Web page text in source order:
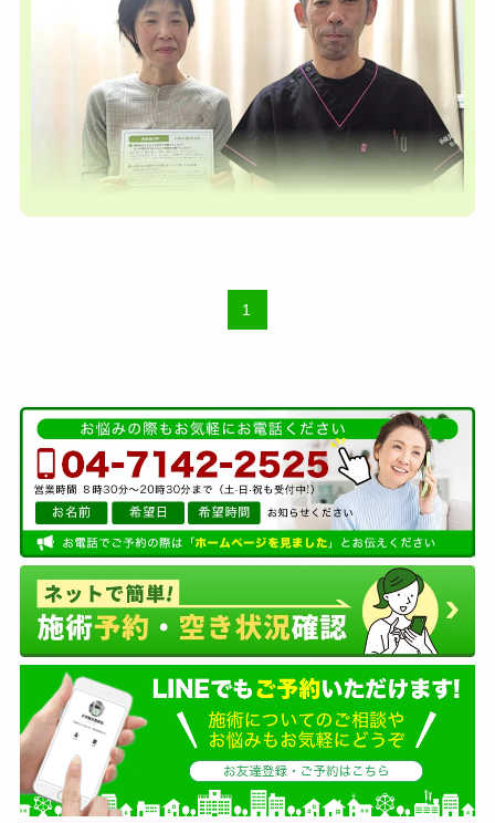
また日常生活ではどのような事がお困り
ングケアを知りました。
夜勤や不規則な生活もあり、肌のくすみ、ハリ、
基礎化粧での不足など、顔全体の乏しさが気にな
っていました。生活の中で出来る事はないか、肌
の疲れを減らしたいと思った。
当院以外の治療やケアは試しましたか？
試してみた結果、変化はありましたか?
リバースエイジング的なお顔そり、エステは10年
近く（5年以上は軽く）整容としてとして行って
いました。実際に鍼をはじめ、顔の弁当箱に例え
ると部分のおさまがりが安定し、触覚的に変化が
ありました。スキンケアはそれなりに出費してい
ますが、中々追いつかないので困っていたところ
試すことになりました。
1